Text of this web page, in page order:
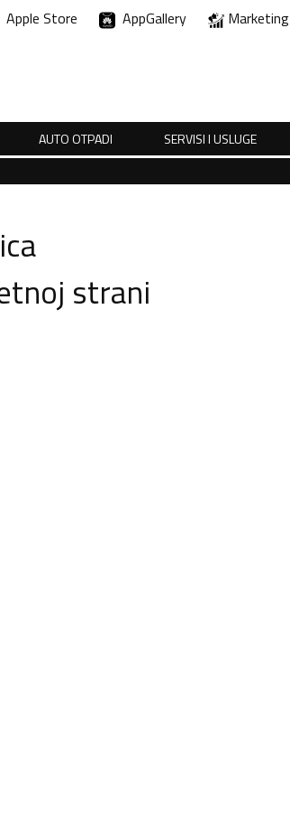
Apple Store AppGallery Marketing
AUTO OTPADI SERVISI I USLUGE
strani